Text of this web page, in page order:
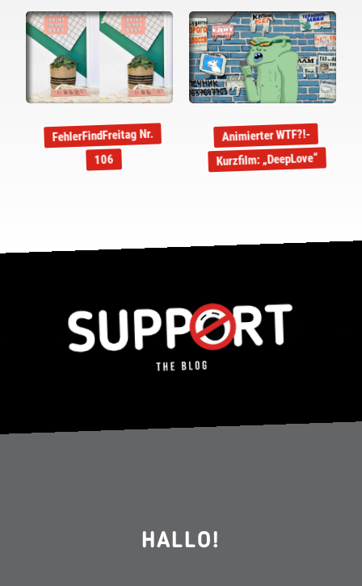
FehlerFindFreitag Nr.
106
Animierter WTF?!-
Kurzfilm: „DeepLove“
HALLO!